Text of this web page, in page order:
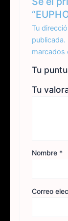
Tu
publicada.
marcados
Tu
Tu
Nombre *
Correo